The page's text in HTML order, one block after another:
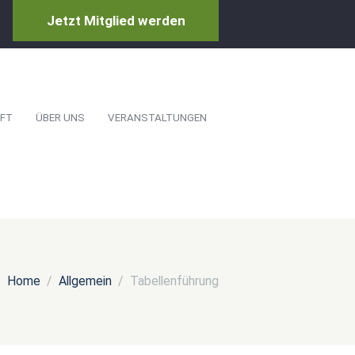
Jetzt Mitglied werden
ÜBER UNS VERANSTALTUNGEN
Home Allgemein Tabellenführung